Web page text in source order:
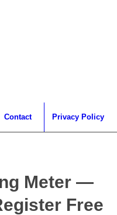
Contact Privacy Policy
Meter —
Free